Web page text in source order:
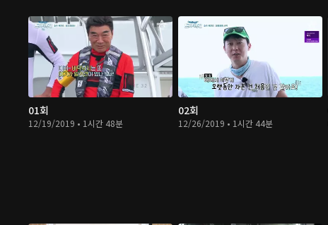
01회
12/19/2019 • 1시간 48분
02회
12/26/2019 • 1시간 44분